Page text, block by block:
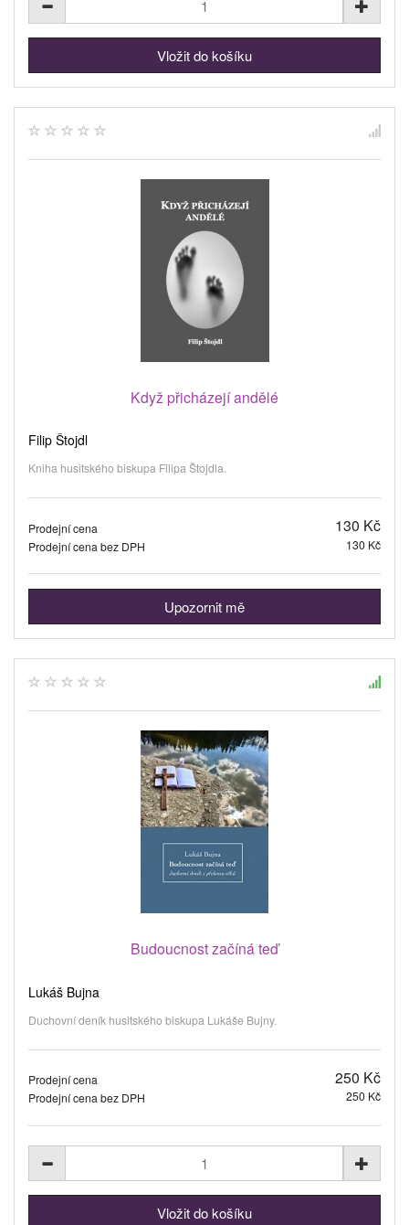
Když přicházejí andělé
Filip Štojdl
Kniha husitského biskupa Filipa Štojdla.
Prodejní cena 130 Kč
Prodejní cena bez DPH 130 Kč
Upozornit mě
Budoucnost začíná teď
Lukáš Bujna
Duchovní deník husitského biskupa Lukáše Bujny.
Prodejní cena 250 Kč
Prodejní cena bez DPH 250 Kč